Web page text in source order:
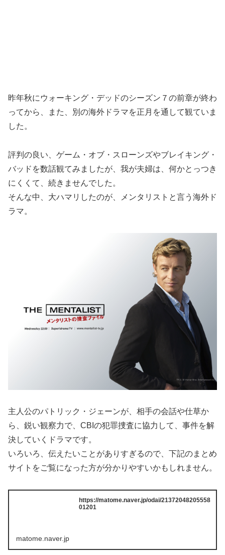
昨年秋にウォーキング・デッドのシーズン７の前章が終わ
ってから、また、別の海外ドラマを正月を通して観ていま
した。
評判の良い、ゲーム・オブ・スローンズやブレイキング・
バッドを数話観てみましたが、我が夫婦は、何かとっつき
にくくて、続きませんでした。
そんな中、大ハマリしたのが、メンタリストと言う海外ド
ラマ。
主人公のパトリック・ジェーンが、相手の会話や仕草か
ら、鋭い観察力で、CBIの犯罪捜査に協力して、事件を解
決していくドラマです。
いろいろ、伝えたいことがありすぎるので、下記のまとめ
サイトをご覧になった方が分かりやすいかもしれません。
https://matome.naver.jp/odai/21372048205558
01201
matome.naver.jp